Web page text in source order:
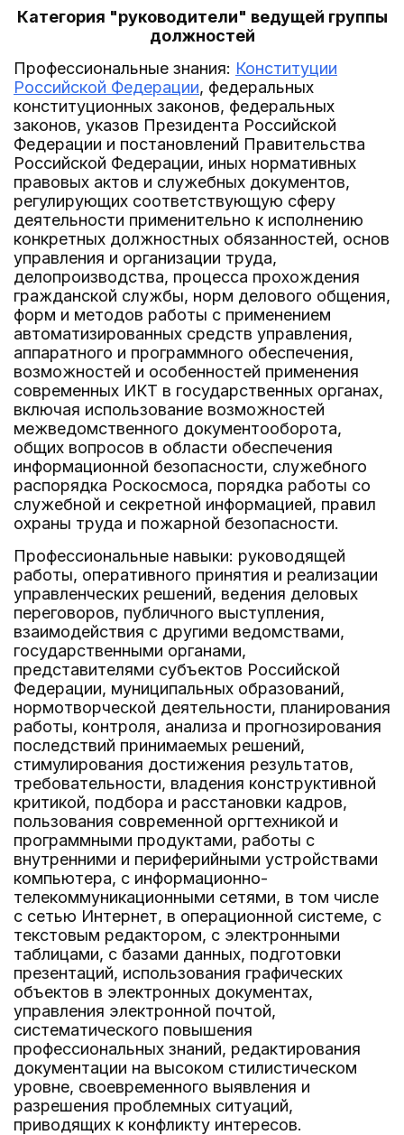
Категория "руководители" ведущей группы
должностей
Профессиональные знания: Конституции
Российской Федерации, федеральных
конституционных законов, федеральных
законов, указов Президента Российской
Федерации и постановлений Правительства
Российской Федерации, иных нормативных
правовых актов и служебных документов,
регулирующих соответствующую сферу
деятельности применительно к исполнению
конкретных должностных обязанностей, основ
управления и организации труда,
делопроизводства, процесса прохождения
гражданской службы, норм делового общения,
форм и методов работы с применением
автоматизированных средств управления,
аппаратного и программного обеспечения,
возможностей и особенностей применения
современных ИКТ в государственных органах,
включая использование возможностей
межведомственного документооборота,
общих вопросов в области обеспечения
информационной безопасности, служебного
распорядка Роскосмоса, порядка работы со
служебной и секретной информацией, правил
охраны труда и пожарной безопасности.
Профессиональные навыки: руководящей
работы, оперативного принятия и реализации
управленческих решений, ведения деловых
переговоров, публичного выступления,
взаимодействия с другими ведомствами,
государственными органами,
представителями субъектов Российской
Федерации, муниципальных образований,
нормотворческой деятельности, планирования
работы, контроля, анализа и прогнозирования
последствий принимаемых решений,
стимулирования достижения результатов,
требовательности, владения конструктивной
критикой, подбора и расстановки кадров,
пользования современной оргтехникой и
программными продуктами, работы с
внутренними и периферийными устройствами
компьютера, с информационно-
телекоммуникационными сетями, в том числе
с сетью Интернет, в операционной системе, с
текстовым редактором, с электронными
таблицами, с базами данных, подготовки
презентаций, использования графических
объектов в электронных документах,
управления электронной почтой,
систематического повышения
профессиональных знаний, редактирования
документации на высоком стилистическом
уровне, своевременного выявления и
разрешения проблемных ситуаций,
приводящих к конфликту интересов.